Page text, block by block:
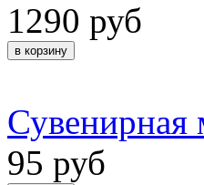
1290 руб
Сувенирная
95 руб